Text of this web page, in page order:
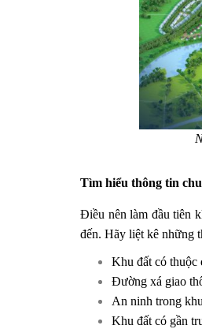
Tìm hiểu thông tin
Điều nên làm đầu tiên
đến. Hãy liệt kê những
Khu đất có thuộc
Đường xá giao
An ninh trong
Khu đất có gần